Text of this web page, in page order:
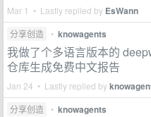
Mar 1 • Lastly replied by EsWann
分享创造 • knowagents
我做了个多语言版本的
仓库生成免费中文报告
Jan 24 • Lastly replied by
分享创造 • knowagents